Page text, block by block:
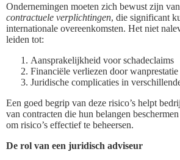
Ondernemingen moeten zich bewust zijn
contractuele verplichtingen, die significant
internationale overeenkomsten. Het niet
leiden tot:
Aansprakelijkheid voor schadeclaims
Financiële verliezen door wanprestatie
Juridische complicaties in
Een goed begrip van deze risico’s helpt
van contracten die hun belangen
om risico’s effectief te beheersen.
De rol van een juridisch adviseur